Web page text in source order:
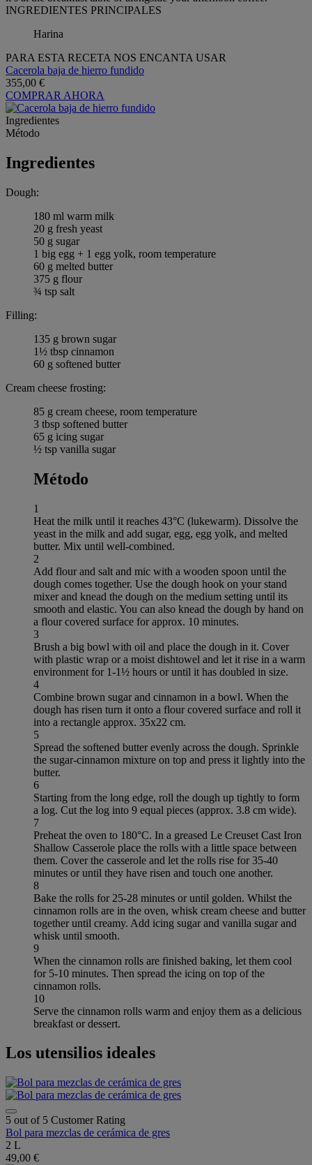
INGREDIENTES PRINCIPALES
Harina
PARA ESTA RECETA NOS ENCANTA USAR
Cacerola baja de hierro fundido
355,00 €
COMPRAR AHORA
Ingredientes
Método
Ingredientes
Dough:
180 ml warm milk
20 g fresh yeast
50 g sugar
1 big egg + 1 egg yolk, room temperature
60 g melted butter
375 g flour
¾ tsp salt
Filling:
135 g brown sugar
1½ tbsp cinnamon
60 g softened butter
Cream cheese frosting:
85 g cream cheese, room temperature
3 tbsp softened butter
65 g icing sugar
½ tsp vanilla sugar
Método
1
Heat the milk until it reaches 43°C (lukewarm). Dissolve the
yeast in the milk and add sugar, egg, egg yolk, and melted
butter. Mix until well-combined.
2
Add flour and salt and mic with a wooden spoon until the
dough comes together. Use the dough hook on your stand
mixer and knead the dough on the medium setting until its
smooth and elastic. You can also knead the dough by hand on
a flour covered surface for approx. 10 minutes.
3
Brush a big bowl with oil and place the dough in it. Cover
with plastic wrap or a moist dishtowel and let it rise in a warm
environment for 1-1½ hours or until it has doubled in size.
4
Combine brown sugar and cinnamon in a bowl. When the
dough has risen turn it onto a flour covered surface and roll it
into a rectangle approx. 35x22 cm.
5
Spread the softened butter evenly across the dough. Sprinkle
the sugar-cinnamon mixture on top and press it lightly into the
butter.
6
Starting from the long edge, roll the dough up tightly to form
a log. Cut the log into 9 equal pieces (approx. 3.8 cm wide).
7
Preheat the oven to 180°C. In a greased Le Creuset Cast Iron
Shallow Casserole place the rolls with a little space between
them. Cover the casserole and let the rolls rise for 35-40
minutes or until they have risen and touch one another.
8
Bake the rolls for 25-28 minutes or until golden. Whilst the
cinnamon rolls are in the oven, whisk cream cheese and butter
together until creamy. Add icing sugar and vanilla sugar and
whisk until smooth.
9
When the cinnamon rolls are finished baking, let them cool
for 5-10 minutes. Then spread the icing on top of the
cinnamon rolls.
10
Serve the cinnamon rolls warm and enjoy them as a delicious
breakfast or dessert.
Los utensilios ideales
5 out of 5 Customer Rating
Bol para mezclas de cerámica de gres
2 L
49,00 €